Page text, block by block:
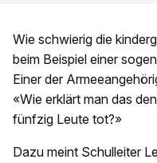
Wie schwierig die
beim Beispiel einer
Einer der
«Wie erklärt man das
fünfzig Leute tot?»
Dazu meint Schulleiter